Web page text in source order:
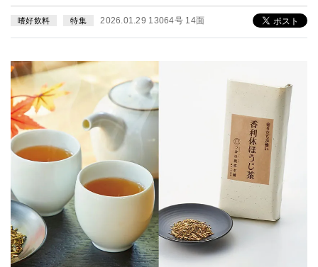
嗜好飲料 特集 2026.01.29 13064号 14面